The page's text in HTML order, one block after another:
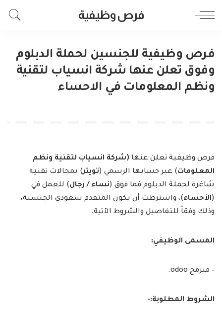
فرص وظيفية
فرص وظيفية للجنسين لحملة الدبلوم
وفوق تعلن عنها شركة انسياب لتقنية
ونظم المعلومات في الاحساء
فرص وظيفية تعلن عنها (شركة انسياب لتقنية ونظم
المعلومات) عبر حسابها الرسمي (تويتر) بمجالات تقنية
شاغرة لحملة الدبلوم فما فوق (نساء / رجال) للعمل في
(الأحساء)، واشترطت أن يكون المتقدم سعودي الجنسية،
وذلك وفقاً للتفاصيل والشروط الآتية.
المسمى الوظيفي:
– مبرمج odoo.
الشروط المطلوبة:-